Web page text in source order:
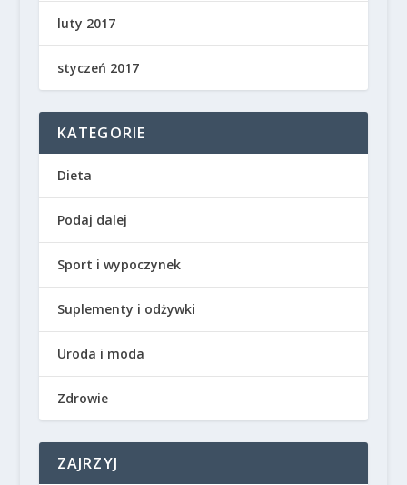
luty 2017
styczeń 2017
KATEGORIE
Dieta
Podaj dalej
Sport i wypoczynek
Suplementy i odżywki
Uroda i moda
Zdrowie
ZAJRZYJ